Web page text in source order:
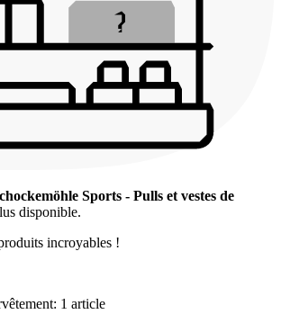
Sports - Pulls et vestes de
disponible.
incroyables !
1 article